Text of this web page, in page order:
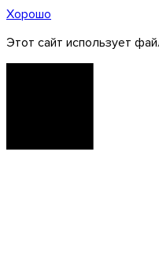
Хорошо
Этот сайт использует